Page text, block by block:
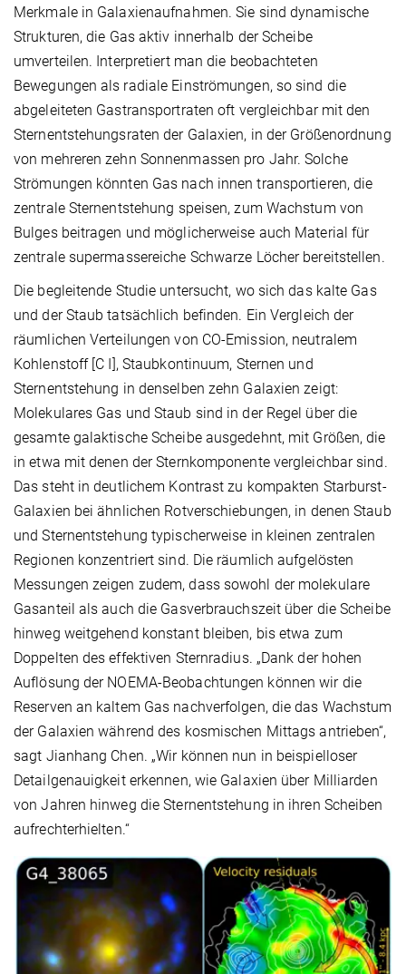
Merkmale in Galaxienaufnahmen. Sie sind dynamische
Strukturen, die Gas aktiv innerhalb der Scheibe
umverteilen. Interpretiert man die beobachteten
Bewegungen als radiale Einströmungen, so sind die
abgeleiteten Gastransportraten oft vergleichbar mit den
Sternentstehungsraten der Galaxien, in der Größenordnung
von mehreren zehn Sonnenmassen pro Jahr. Solche
Strömungen könnten Gas nach innen transportieren, die
zentrale Sternentstehung speisen, zum Wachstum von
Bulges beitragen und möglicherweise auch Material für
zentrale supermassereiche Schwarze Löcher bereitstellen.
Die begleitende Studie untersucht, wo sich das kalte Gas
und der Staub tatsächlich befinden. Ein Vergleich der
räumlichen Verteilungen von CO-Emission, neutralem
Kohlenstoff [C I], Staubkontinuum, Sternen und
Sternentstehung in denselben zehn Galaxien zeigt:
Molekulares Gas und Staub sind in der Regel über die
gesamte galaktische Scheibe ausgedehnt, mit Größen, die
in etwa mit denen der Sternkomponente vergleichbar sind.
Das steht in deutlichem Kontrast zu kompakten Starburst-
Galaxien bei ähnlichen Rotverschiebungen, in denen Staub
und Sternentstehung typischerweise in kleinen zentralen
Regionen konzentriert sind. Die räumlich aufgelösten
Messungen zeigen zudem, dass sowohl der molekulare
Gasanteil als auch die Gasverbrauchszeit über die Scheibe
hinweg weitgehend konstant bleiben, bis etwa zum
Doppelten des effektiven Sternradius. „Dank der hohen
Auflösung der NOEMA-Beobachtungen können wir die
Reserven an kaltem Gas nachverfolgen, die das Wachstum
der Galaxien während des kosmischen Mittags antrieben“,
sagt Jianhang Chen. „Wir können nun in beispielloser
Detailgenauigkeit erkennen, wie Galaxien über Milliarden
von Jahren hinweg die Sternentstehung in ihren Scheiben
aufrechterhielten.“